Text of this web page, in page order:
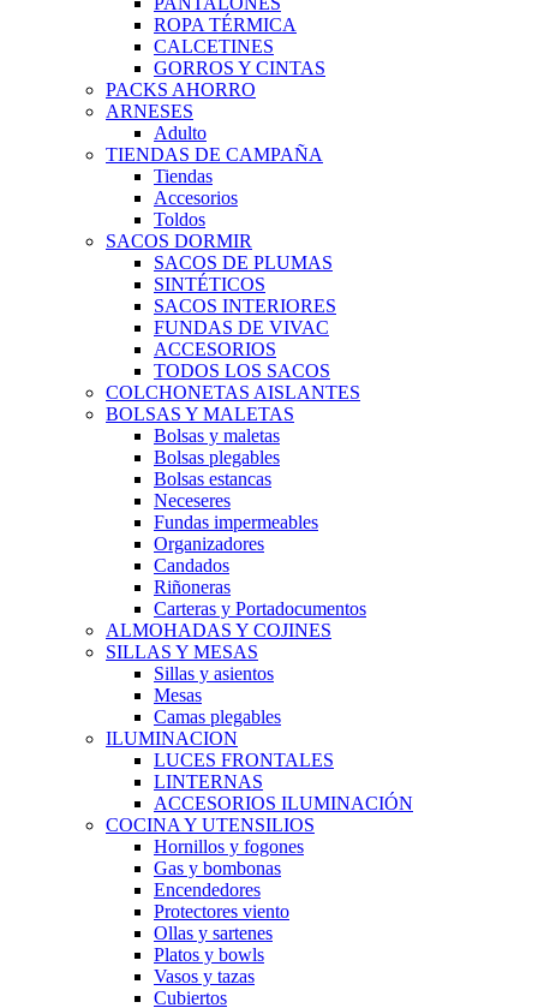
ROPA TÉRMICA
CALCETINES
GORROS Y CINTAS
PACKS AHORRO
ARNESES
Adulto
TIENDAS DE CAMPAÑA
Tiendas
Accesorios
Toldos
SACOS DORMIR
SACOS DE PLUMAS
SINTÉTICOS
SACOS INTERIORES
FUNDAS DE VIVAC
ACCESORIOS
TODOS LOS SACOS
COLCHONETAS AISLANTES
BOLSAS Y MALETAS
Bolsas y maletas
Bolsas plegables
Bolsas estancas
Neceseres
Fundas impermeables
Organizadores
Candados
Riñoneras
Carteras y Portadocumentos
ALMOHADAS Y COJINES
SILLAS Y MESAS
Sillas y asientos
Mesas
Camas plegables
ILUMINACION
LUCES FRONTALES
LINTERNAS
ACCESORIOS ILUMINACIÓN
COCINA Y UTENSILIOS
Hornillos y fogones
Gas y bombonas
Encendedores
Protectores viento
Ollas y sartenes
Platos y bowls
Vasos y tazas
Cubiertos